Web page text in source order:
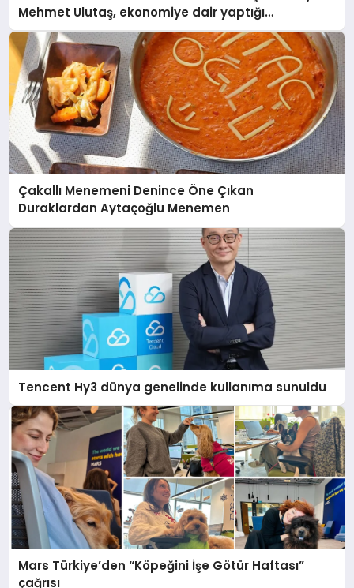
Mehmet Ulutaş, ekonomiye dair yaptığı
açıklamada şunları kaydetti:
Çakallı Menemeni Denince Öne Çıkan
Duraklardan Aytaçoğlu Menemen
Tencent Hy3 dünya genelinde kullanıma sunuldu
Mars Türkiye’den “Köpeğini İşe Götür Haftası”
çağrısı